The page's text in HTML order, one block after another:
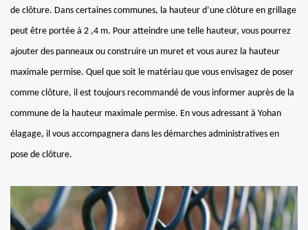
de clôture. Dans certaines communes, la hauteur d’une clôture en grillage
peut être portée à 2 ,4 m. Pour atteindre une telle hauteur, vous pourrez
ajouter des panneaux ou construire un muret et vous aurez la hauteur
maximale permise. Quel que soit le matériau que vous envisagez de poser
comme clôture, il est toujours recommandé de vous informer auprès de la
commune de la hauteur maximale permise. En vous adressant à Yohan
élagage, il vous accompagnera dans les démarches administratives en
pose de clôture.